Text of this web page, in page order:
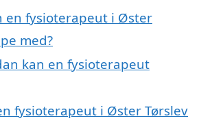
en fysioterapeut i Øster
med?
kan en fysioterapeut
fysioterapeut i Øster Tørslev